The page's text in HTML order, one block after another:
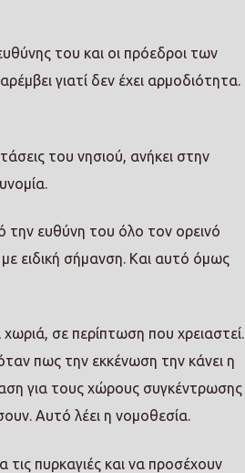
του και οι πρόεδροι των
γιατί δεν έχει αρμοδιότητα.
του νησιού, ανήκει στην
ευθύνη του όλο τον ορεινό
ειδική σήμανση. Και αυτό όμως
σε περίπτωση που χρειαστεί.
πως την εκκένωση την κάνει η
για τους χώρους συγκέντρωσης
Αυτό λέει η νομοθεσία.
πυρκαγιές και να προσέχουν